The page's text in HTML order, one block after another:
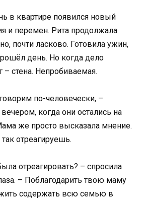
в квартире появился новый
и перемен. Рита продолжала
почти ласково. Готовила ужин,
день. Но когда дело
– стена. Непробиваемая.
по-человечески, –
когда они остались на
же просто высказала мнение.
отреагируешь.
отреагировать? – спросила
– Поблагодарить твою маму
содержать всю семью в